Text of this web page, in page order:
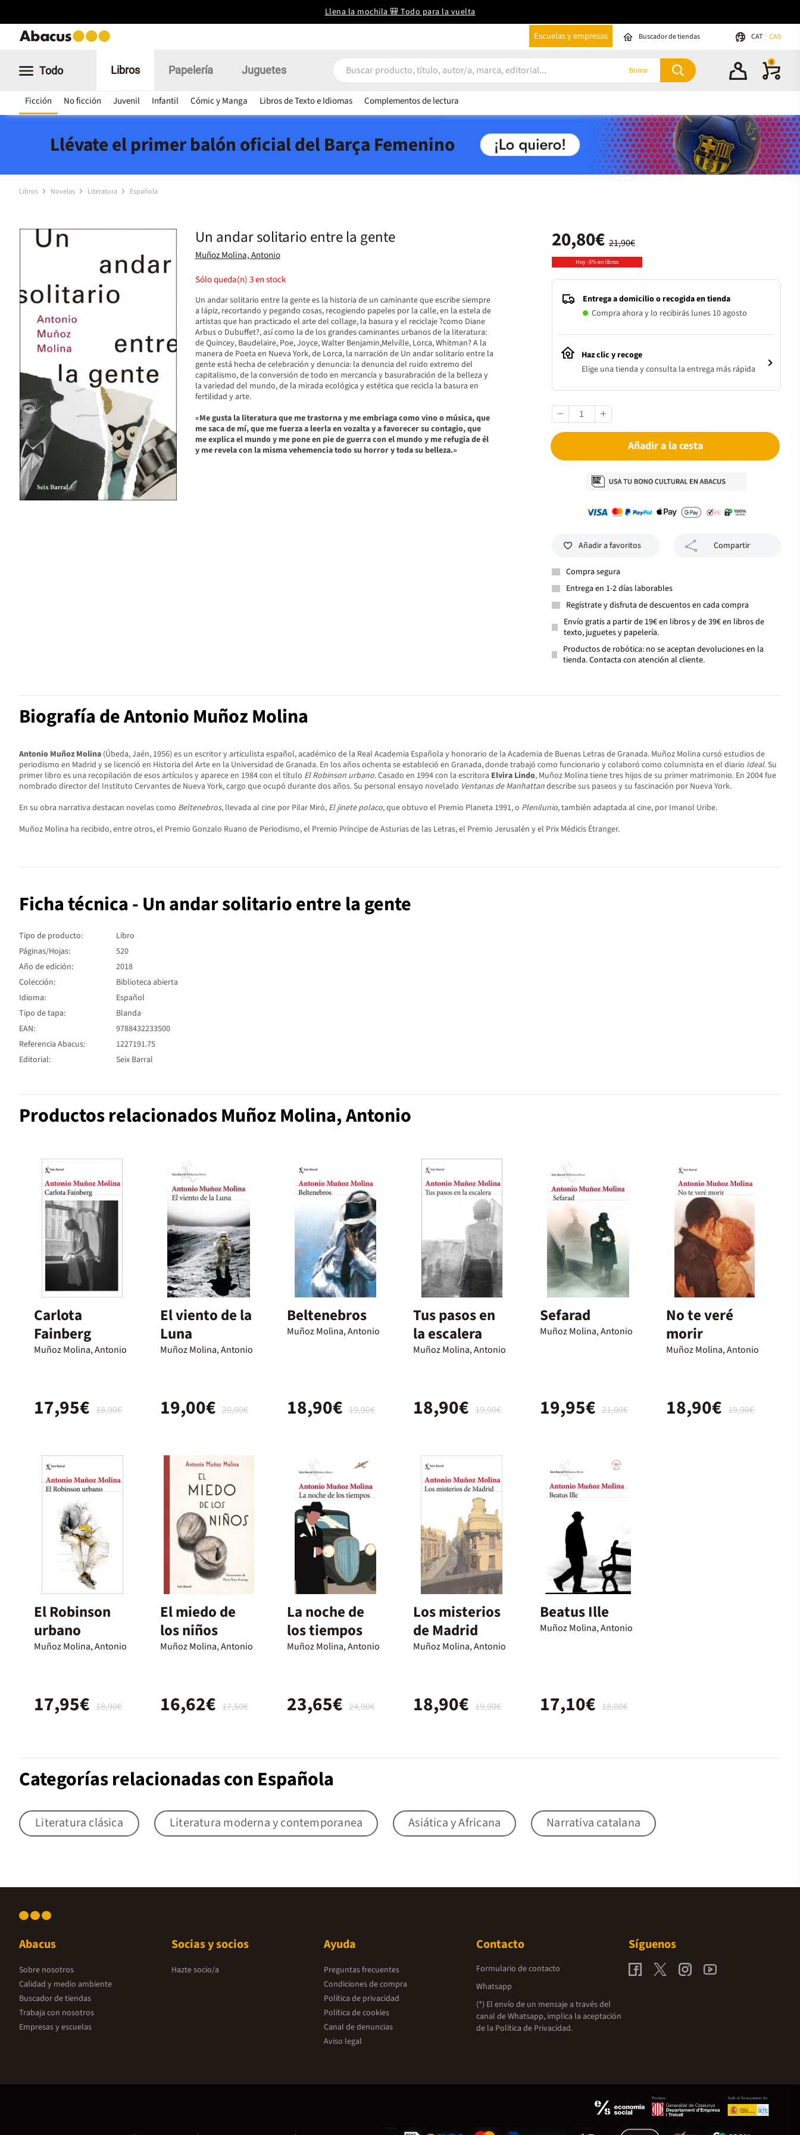
Llena la mochila 🎒 Todo para la vuelta
Escuelas y empresas Buscador de tiendas CAT CAS
Todo Libros
Ficción No ficción Juvenil Infantil Cómic y Manga Libros de Texto e Idiomas Complementos de lectura
Papelería Juguetes Borrar
0
Llévate el primer balón oficial del Barça Femenino
Libros Novelas Literatura Española
Un andar solitario entre la gente
Muñoz Molina, Antonio
Sólo queda(n)3en stock
Un andar solitario entre la gente es la historia de un caminante que escribe siempre
a lápiz, recortando y pegando cosas, recogiendo papeles por la calle, en la estela de
artistas que han practicado el arte del collage, la basura y el reciclaje ?como Diane
Arbus o Dubuffet?, así como la de los grandes caminantes urbanos de la literatura:
de Quincey, Baudelaire, Poe, Joyce, Walter Benjamin,Melville, Lorca, Whitman? A la
manera de Poeta en Nueva York, de Lorca, la narración de Un andar solitario entre la
gente está hecha de celebración y denuncia: la denuncia del ruido extremo del
capitalismo, de la conversión de todo en mercancía y basurabración de la belleza y
la variedad del mundo, de la mirada ecológica y estética que recicla la basura en
fertilidad y arte.
«Me gusta la literatura que me trastorna y me embriaga como vino o música, que
me saca de mí, que me fuerza a leerla en vozalta y a favorecer su contagio, que
me explica el mundo y me pone en pie de guerra con el mundo y me refugia de él
y me revela con la misma vehemencia todo su horror y toda su belleza.»
21,90€
20,80€
Hoy -5% en libros
Entrega a domicilio o recogida en tienda
Compra ahora y lo recibirás lunes 10 agosto
Haz clic y recoge
Elige una tienda y consulta la entrega más rápida
Añadir a la cesta
Añadir a favoritos Compartir
Compra segura
Entrega en 1-2 días laborables
Regístrate y disfruta de descuentos en cada compra
Envío gratis a partir de 19€ en libros y de 39€ en libros de
texto, juguetes y papelería.
Productos de robótica: no se aceptan devoluciones en la
tienda. Contacta con atención al cliente.
Biografía de Antonio Muñoz Molina
Antonio Muñoz Molina (Úbeda, Jaén, 1956) es un escritor y articulista español, académico de la Real Academia Española y honorario de la Academia de Buenas Letras de Granada. Muñoz Molina cursó estudios de
periodismo en Madrid y se licenció en Historia del Arte en la Universidad de Granada. En los años ochenta se estableció en Granada, donde trabajó como funcionario y colaboró como columnista en el diario Ideal. Su
primer libro es una recopilación de esos artículos y aparece en 1984 con el título El Robinson urbano. Casado en 1994 con la escritora Elvira Lindo, Muñoz Molina tiene tres hijos de su primer matrimonio. En 2004 fue
nombrado director del Instituto Cervantes de Nueva York, cargo que ocupó durante dos años. Su personal ensayo novelado Ventanas de Manhattandescribe sus paseos y su fascinación por Nueva York.
En su obra narrativa destacan novelas como Beltenebros, llevada al cine por Pilar Miró, El jinete polaco, que obtuvo el Premio Planeta 1991, o Plenilunio, también adaptada al cine, por Imanol Uribe.
Muñoz Molina ha recibido, entre otros, el Premio Gonzalo Ruano de Periodismo, el Premio Príncipe de Asturias de las Letras, el Premio Jerusalén y el Prix Médicis Étranger.
Ficha técnica - Un andar solitario entre la gente
Tipo de producto:
Libro
Páginas/Hojas:
520
Año de edición:
2018
Colección:
Biblioteca abierta
Idioma:
Español
Tipo de tapa:
Blanda
EAN:
9788432233500
Referencia Abacus:
1227191.75
Editorial:
Seix Barral
Productos relacionados Muñoz Molina, Antonio
Carlota
Fainberg
Muñoz Molina, Antonio
18,90€
17,95€
El viento de la
Luna
Muñoz Molina, Antonio
20,00€
19,00€
Beltenebros
Muñoz Molina, Antonio
19,90€
18,90€
Tus pasos en
la escalera
Muñoz Molina, Antonio
19,90€
18,90€
Sefarad
Muñoz Molina, Antonio
21,00€
19,95€
No te veré
morir
Muñoz Molina, Antonio
19,90€
18,90€
El Robinson
urbano
Muñoz Molina, Antonio
18,90€
17,95€
El miedo de
los niños
Muñoz Molina, Antonio
17,50€
16,62€
La noche de
los tiempos
Muñoz Molina, Antonio
24,90€
23,65€
Los misterios
de Madrid
Muñoz Molina, Antonio
19,90€
18,90€
Beatus Ille
Muñoz Molina, Antonio
18,00€
17,10€
Categorías relacionadas con Española
Literatura clásica Literatura moderna y contemporanea Asiática y Africana Narrativa catalana
Abacus
Sobre nosotros
Calidad y medio ambiente
Buscador de tiendas
Trabaja con nosotros
Empresas y escuelas
Socias y socios
Hazte socio/a
Ayuda
Preguntas frecuentes
Condiciones de compra
Política de privacidad
Política de cookies
Canal de denuncias
Aviso legal
Contacto
Formulario de contacto
Whatsapp
(*) El envío de un mensaje a través del
canal de Whatsapp, implica la aceptación
de la Política de Privacidad.
Síguenos
Promou: Amb el finançament de: